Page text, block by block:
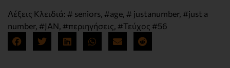
Λέξεις Κλειδιά: # seniors #age # justanumber, #just a
number, #JAN #περιηγήσεις #Τεύχος #56